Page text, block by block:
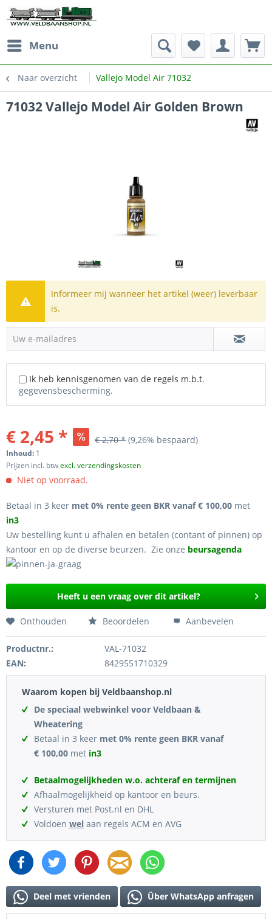
Menu
Naar overzicht Vallejo Model Air 71032
71032 Vallejo Model Air Golden Brown
Informeer mij wanneer het artikel (weer) leverbaar
is.
Uw e-mailadres
Ik heb kennisgenomen van de regels m.b.t.
gegevensbescherming.
€ 2,45 * € 2,70 * (9,26% bespaard)
Inhoud: 1
Prijzen incl. btwexcl. verzendingskosten
Niet op voorraad.
Betaal in 3 keer met 0% rente geen BKR vanaf € 100,00 met
in3
Uw bestelling kunt u afhalen en betalen (contant of pinnen) op
kantoor en op de diverse beurzen. Zie onze beursagenda
Heeft u een vraag over dit artikel?
Onthouden Beoordelen Aanbevelen
Productnr.:
VAL-71032
EAN:
8429551710329
Waarom kopen bij Veldbaanshop.nl
De speciaal webwinkel voor Veldbaan &
Wheatering
Betaal in 3 keer met 0% rente geen BKR vanaf
€ 100,00 met in3
Betaalmogelijkheden w.o. achteraf en termijnen
Afhaalmogelijkheid op kantoor en beurs.
Versturen met Post.nl en DHL
Voldoen wel aan regels ACM en AVG
Deel met vrienden Über WhatsApp anfragen